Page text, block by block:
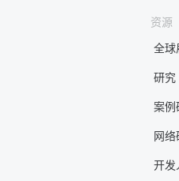
资源
全球
研究
案例
网络
开发